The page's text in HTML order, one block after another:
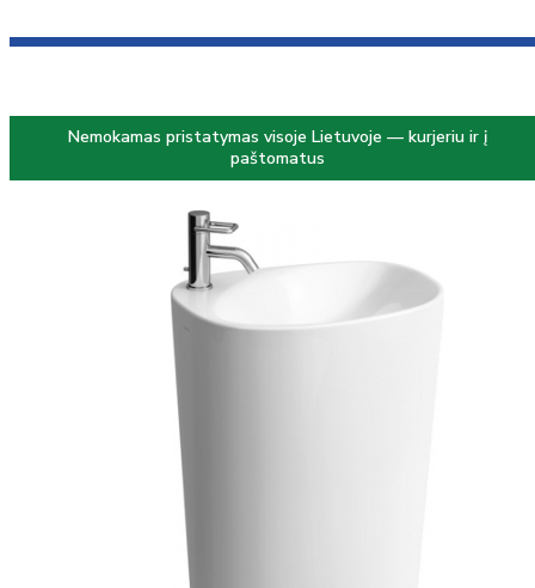
Nemokamas pristatymas visoje Lietuvoje — kurjeriu ir į
paštomatus